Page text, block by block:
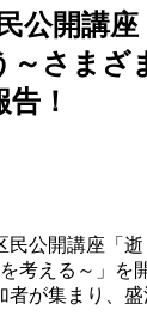
公開講座
～さまざ
！
民公開講座「
考える～」を
者が集まり、